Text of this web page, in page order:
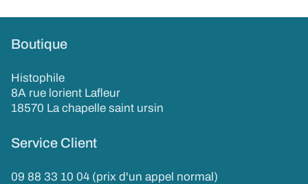
Boutique
Histophile
8A rue lorient Lafleur
18570 La chapelle saint ursin
Service Client
09 88 33 10 04 (prix d'un appel normal)